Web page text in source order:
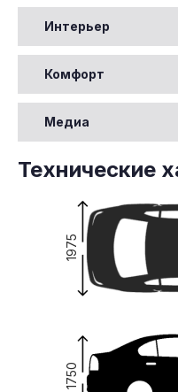
Интерьер
Комфорт
Медиа
Технические
1750
1975